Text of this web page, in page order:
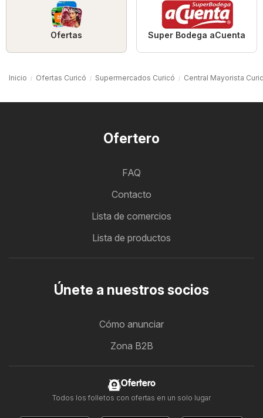
Ofertas Super Bodega aCuenta
Inicio Ofertas Curicó Supermercados Curicó Central Mayorista
Ofertero
FAQ
Contacto
Lista de comercios
Lista de productos
Únete a nuestros socios
Cómo anunciar
Zona B2B
Ofertero
Todos los folletos con ofertas en un solo lugar